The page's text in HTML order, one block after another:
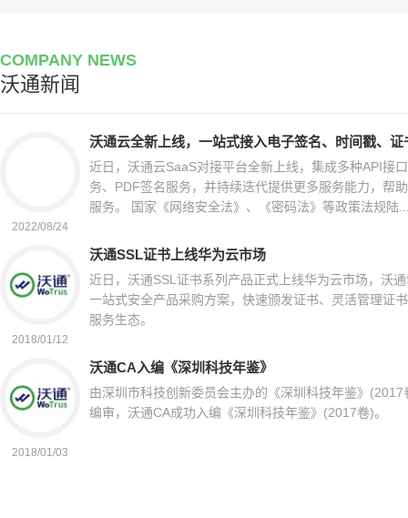
COMPANY NEWS
沃通新闻
2022/08/24
沃通云全新上线，一站式接入电子签名、时间戳、证
近日，沃通云SaaS对接平台全新上线，集成多种API接
务、PDF签名服务，并持续迭代提供更多服务能力，帮
服务。 国家《网络安全法》、《密码法》等政策法规陆
2018/01/12
沃通SSL证书上线华为云市场
近日，沃通SSL证书系列产品正式上线华为云市场，沃
一站式安全产品采购方案，快速颁发证书、灵活管理证
服务生态。
2018/01/03
沃通CA入编《深圳科技年鉴》
由深圳市科技创新委员会主办的《深圳科技年鉴》
编审，沃通CA成功入编《深圳科技年鉴》(2017卷)。